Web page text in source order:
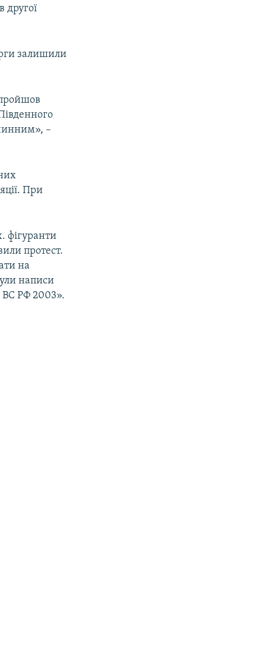
другої
залишили
–
При
фігуранти
протест.
на
написи
ВС РФ 2003».